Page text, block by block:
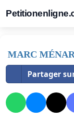
MARC
Partager